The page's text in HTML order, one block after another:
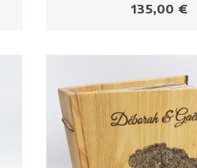
Prix
135,00 €